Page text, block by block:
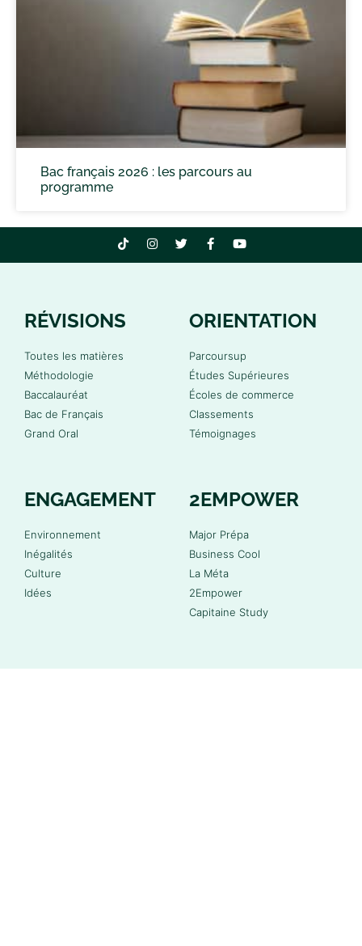
Bac français 2026 : les parcours au
programme
RÉVISIONS
Toutes les matières
Méthodologie
Baccalauréat
Bac de Français
Grand Oral
ORIENTATION
Parcoursup
Études Supérieures
Écoles de commerce
Classements
Témoignages
ENGAGEMENT
Environnement
Inégalités
Culture
Idées
2EMPOWER
Major Prépa
Business Cool
La Méta
2Empower
Capitaine Study